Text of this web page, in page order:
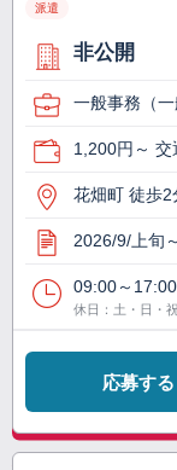
派遣
非公開
一般事務（
1,200円～ 交
花畑町 徒歩2
2026/9/上旬
09:00～17:00
休日：土・日・
応募する